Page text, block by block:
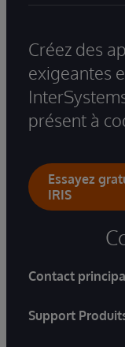
Créez des
exigeantes
présent à
Essayez
IRIS
Contact
Support